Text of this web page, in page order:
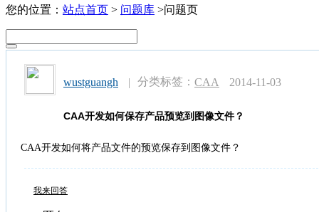
您的位置： 站点首页 > 问题库 >问题页
wustguangh | 分类标签： CAA 2014-11-03
CAA开发如何保存产品预览到图像文件？
CAA开发如何将产品文件的预览保存到图像文件？
我来回答